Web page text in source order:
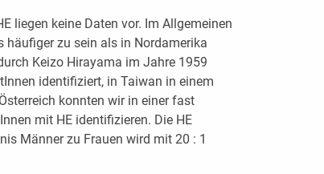
liegen keine Daten vor. Im Allgemeinen
zu sein als in Nordamerika
Keizo Hirayama im Jahre 1959
identifiziert, in Taiwan in einem
konnten wir in einer fast
mit HE identifizieren. Die HE
Männer zu Frauen wird mit 20 : 1